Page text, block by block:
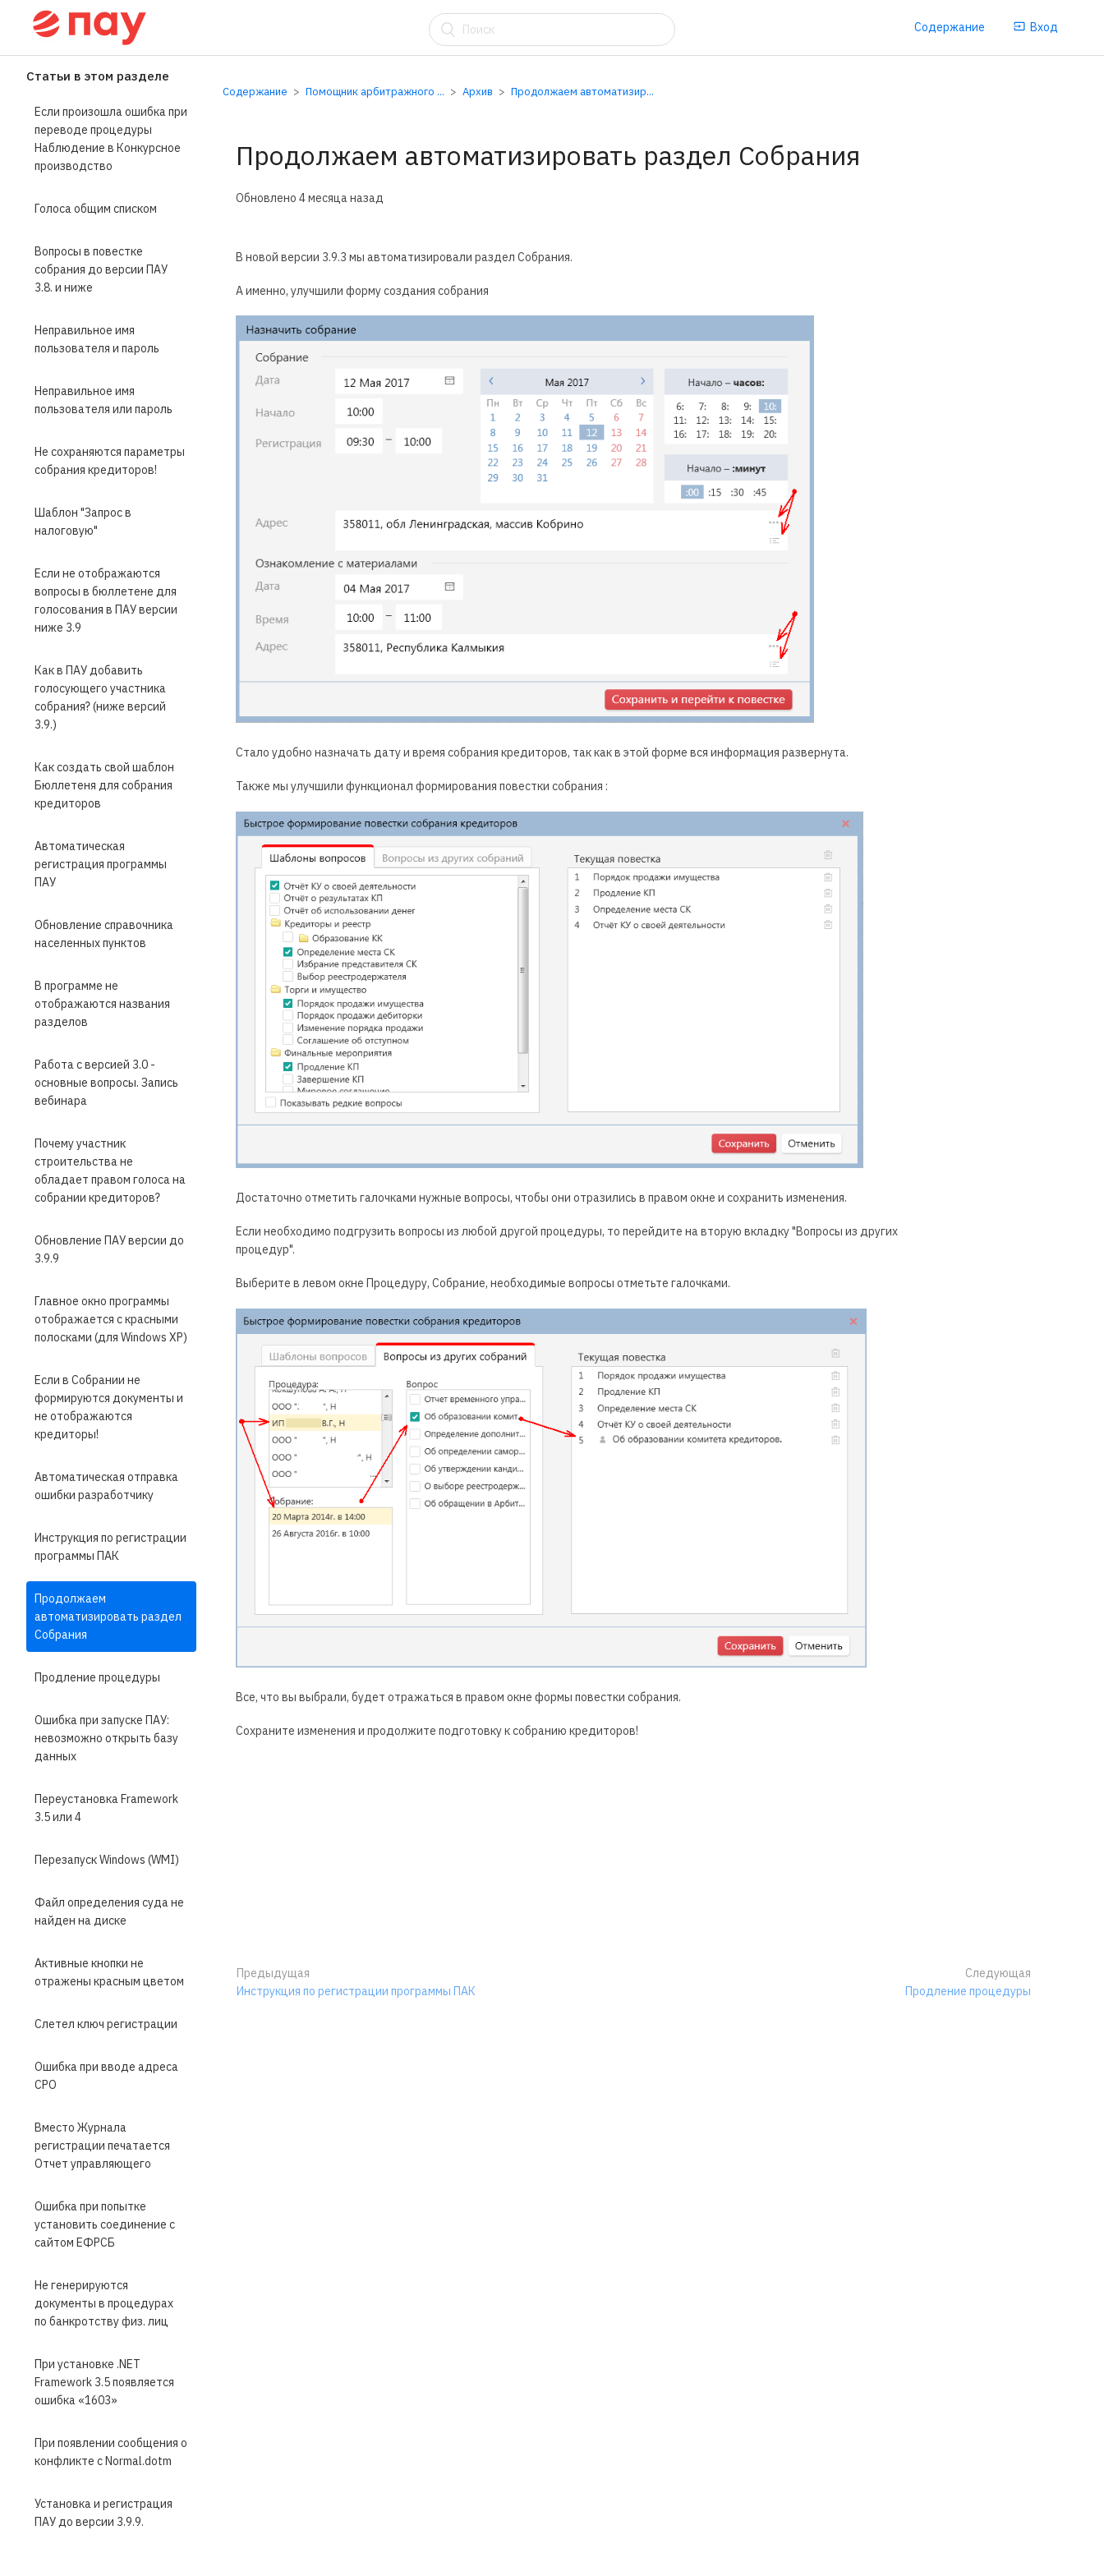
Содержание Вход
Статьи в этом разделе
Если произошла ошибка при
переводе процедуры
Наблюдение в Конкурсное
производство
Голоса общим списком
Вопросы в повестке
собрания до версии ПАУ
3.8. и ниже
Неправильное имя
пользователя и пароль
Неправильное имя
пользователя или пароль
Не сохраняются параметры
собрания кредиторов!
Шаблон "Запрос в
налоговую"
Если не отображаются
вопросы в бюллетене для
голосования в ПАУ версии
ниже 3.9
Как в ПАУ добавить
голосующего участника
собрания? (ниже версий
3.9.)
Как создать свой шаблон
Бюллетеня для собрания
кредиторов
Автоматическая
регистрация программы
ПАУ
Обновление справочника
населенных пунктов
В программе не
отображаются названия
разделов
Работа с версией 3.0 -
основные вопросы. Запись
вебинара
Почему участник
строительства не
обладает правом голоса на
собрании кредиторов?
Обновление ПАУ версии до
3.9.9
Главное окно программы
отображается с красными
полосками (для Windows XP)
Если в Собрании не
формируются документы и
не отображаются
кредиторы!
Автоматическая отправка
ошибки разработчику
Инструкция по регистрации
программы ПАК
Продолжаем
автоматизировать раздел
Собрания
Продление процедуры
Ошибка при запуске ПАУ:
невозможно открыть базу
данных
Переустановка Framework
3.5 или 4
Перезапуск Windows (WMI)
Файл определения суда не
найден на диске
Активные кнопки не
отражены красным цветом
Слетел ключ регистрации
Ошибка при вводе адреса
СРО
Вместо Журнала
регистрации печатается
Отчет управляющего
Ошибка при попытке
установить соединение с
сайтом ЕФРСБ
Не генерируются
документы в процедурах
по банкротству физ. лиц
При установке .NET
Framework 3.5 появляется
ошибка «1603»
При появлении сообщения о
конфликте с Normal.dotm
Установка и регистрация
ПАУ до версии 3.9.9.
Содержание Помощник арбитражного ... Архив Продолжаем автоматизир...
Продолжаем автоматизировать раздел Собрания
Обновлено 4 месяца назад
В новой версии 3.9.3 мы автоматизировали раздел Собрания.
А именно, улучшили форму создания собрания
Стало удобно назначать дату и время собрания кредиторов, так как в этой форме вся информация развернута.
Также мы улучшили функционал формирования повестки собрания :
Достаточно отметить галочками нужные вопросы, чтобы они отразились в правом окне и сохранить изменения.
Если необходимо подгрузить вопросы из любой другой процедуры, то перейдите на вторую вкладку "Вопросы из других
процедур".
Выберите в левом окне Процедуру, Собрание, необходимые вопросы отметьте галочками.
Все, что вы выбрали, будет отражаться в правом окне формы повестки собрания.
Сохраните изменения и продолжите подготовку к собранию кредиторов!
Предыдущая
Инструкция по регистрации программы ПАК
Следующая
Продление процедуры